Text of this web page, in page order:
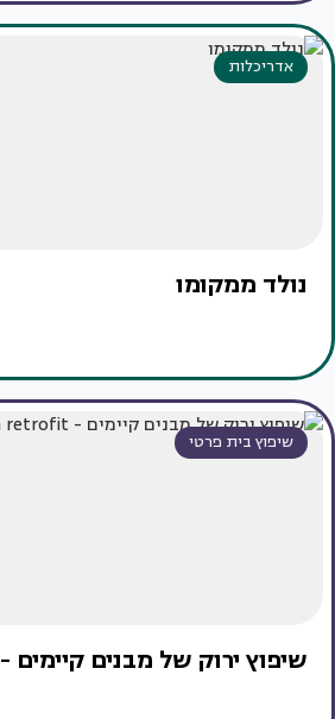
אדריכלות
נולד ממקומו
שיפוץ בית פרטי
שיפוץ ירוק של מבנים קיימים - green retrofit